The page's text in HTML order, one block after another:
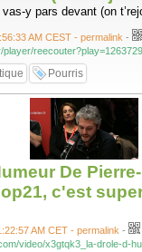
y pars devant (on
AM CEST - permalink -
player/reecouter?play=1263729
Pourris
De
c'est
AM CET - permalink -
video/x3gtqk3_la-drole-d-